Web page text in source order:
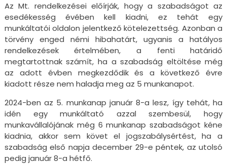
Az Mt. rendelkezései előírják, hogy a szabadságot az
esedékesség évében kell kiadni, ez tehát egy
munkáltatói oldalon jelentkező kötelezettség. Azonban a
törvény enged némi hibahatárt, ugyanis a hatályos
rendelkezések értelmében, a fenti határidő
megtartottnak számít, ha a szabadság eltöltése még
az adott évben megkezdődik és a következő évre
kiadott része nem haladja meg az 5 munkanapot.
2024-ben az 5. munkanap január 8-a lesz, így tehát, ha
idén egy munkáltató azzal szembesül, hogy
munkavállalójának még 6 munkanap szabadságot kéne
kiadnia, akkor sem követ el jogszabálysértést, ha a
szabadság első napja december 29-e péntek, az utolsó
pedig január 8-a hétfő.